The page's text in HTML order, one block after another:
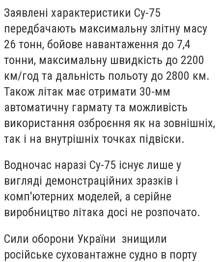
Заявлені характеристики Су-75
передбачають максимальну злітну масу
26 тонн, бойове навантаження до 7,4
тонни, максимальну швидкість до 2200
км/год та дальність польоту до 2800 км.
Також літак має отримати 30-мм
автоматичну гармату та можливість
використання озброєння як на зовнішніх,
так і на внутрішніх точках підвіски.
Водночас наразі Су-75 існує лише у
вигляді демонстраційних зразків і
комп'ютерних моделей, а серійне
виробництво літака досі не розпочато.
Сили оборони України знищили
російське суховантажне судно в порту